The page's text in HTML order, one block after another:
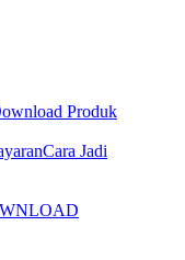
Produk
Cara Jadi